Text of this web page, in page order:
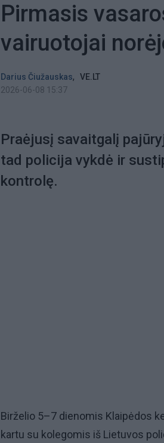
Pirmasis
vairuotojai
Darius Čiužauskas,
VE.LT
2026-06-08 15:37
Praėjusį savaitgalį
tad policija vykdė ir
kontrolę.
Birželio 5–7 dienomis Klaipėdos
kartu su kolegomis iš Lietuvos